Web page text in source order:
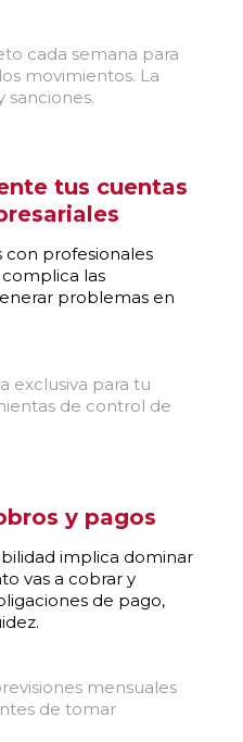
cada semana para
movimientos. La
sanciones.
tus cuentas
con profesionales
las
problemas en
exclusiva para tu
de control de
y pagos
implica dominar
vas a cobrar y
de pago,
mensuales
de tomar